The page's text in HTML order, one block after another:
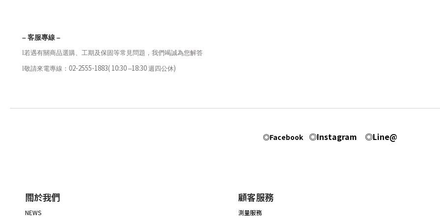
–客服專線–
l若遇有關商品選購、工期及保固等常見問題，我們竭誠為您解答
l敬請來電專線： 02-2555-1883( 10:30 –18:30 週四公休)
◎Facebook ◎Instagram ◎Line@
關於我們
NEWS
顧客服務
測量服務